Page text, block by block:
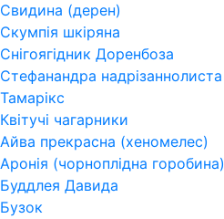
Свидина (дерен)
Скумпія шкіряна
Снігоягідник Доренбоза
Стефанандра надрізаннолиста
Тамарікс
Квітучі чагарники
Айва прекрасна (хеномелес)
Аронія (чорноплідна горобина)
Буддлея Давида
Бузок